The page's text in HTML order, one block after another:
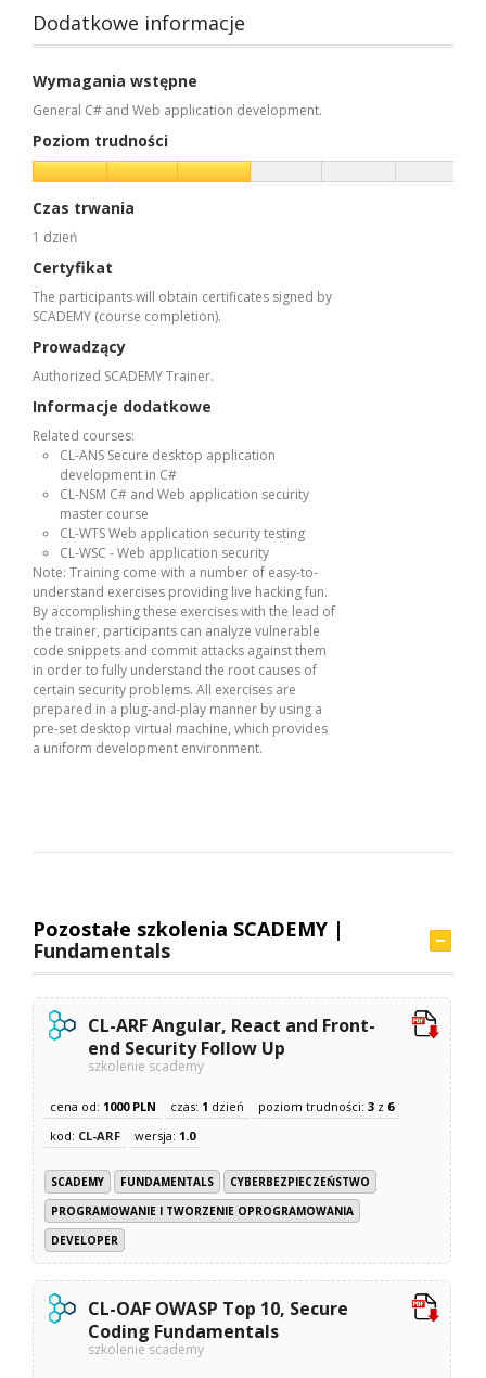
Dodatkowe informacje
Wymagania wstępne
General C# and Web application development.
Poziom trudności
Czas trwania
1 dzień
Certyfikat
The participants will obtain certificates signed by
SCADEMY (course completion).
Prowadzący
Authorized SCADEMY Trainer.
Informacje dodatkowe
Related courses:
CL-ANS Secure desktop application
development in C#
CL-NSM C# and Web application security
master course
CL-WTS Web application security testing
CL-WSC - Web application security
Note: Training come with a number of easy-to-
understand exercises providing live hacking fun.
By accomplishing these exercises with the lead of
the trainer, participants can analyze vulnerable
code snippets and commit attacks against them
in order to fully understand the root causes of
certain security problems. All exercises are
prepared in a plug-and-play manner by using a
pre-set desktop virtual machine, which provides
a uniform development environment.
Pozostałe szkolenia SCADEMY |
Fundamentals
CL-ARF Angular, React and Front-
end Security Follow Up
szkolenie scademy
cena od: 1000 PLN czas: 1 dzień poziom trudności:3 z 6
kod: CL-ARF wersja: 1.0
SCADEMY FUNDAMENTALS
CYBERBEZPIECZEŃSTWO
PROGRAMOWANIE I TWORZENIE OPROGRAMOWANIA
DEVELOPER
CL-OAF OWASP Top 10, Secure
Coding Fundamentals
szkolenie scademy